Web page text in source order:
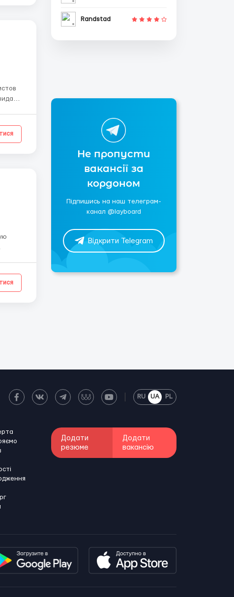
Randstad
Не пропусти
вакансії за
кордоном
Підпишись на наш телеграм-
канал @layboard
Відкрити Telegram
RU UA PL
Додати
резюме
Додати
вакансію